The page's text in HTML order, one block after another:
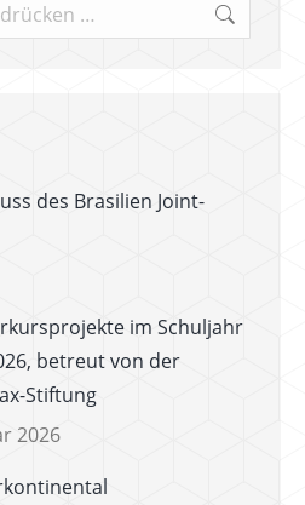
des Brasilien Joint-
im Schuljahr
betreut von der
Stiftung
2026